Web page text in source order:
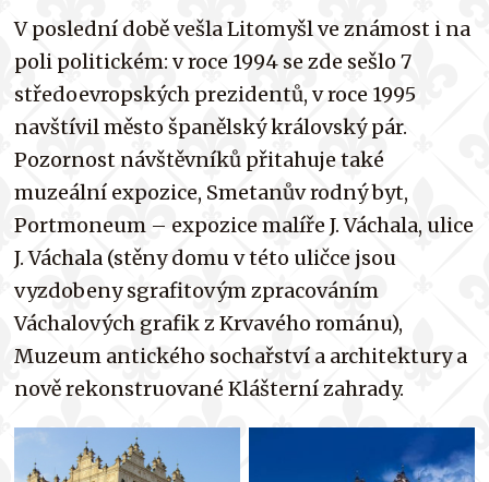
V poslední době vešla Litomyšl ve známost i na
poli politickém: v roce 1994 se zde sešlo 7
středoevropských prezidentů, v roce 1995
navštívil město španělský královský pár.
Pozornost návštěvníků přitahuje také
muzeální expozice, Smetanův rodný byt,
Portmoneum – expozice malíře J. Váchala, ulice
J. Váchala (stěny domu v této uličce jsou
vyzdobeny sgrafitovým zpracováním
Váchalových grafik z Krvavého románu),
Muzeum antického sochařství a architektury a
nově rekonstruované Klášterní zahrady.